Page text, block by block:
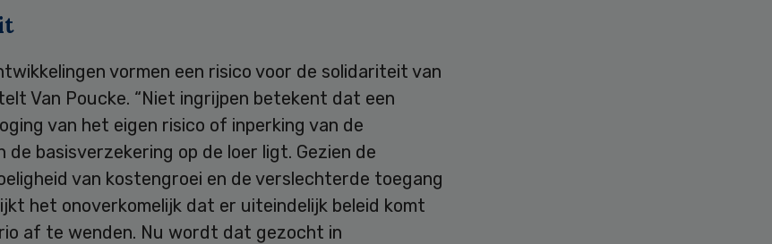
vormen een risico voor de solidariteit van
Van Poucke. “Niet ingrijpen betekent dat een
van het eigen risico of inperking van de
de basisverzekering op de loer ligt. Gezien de
van kostengroei en de verslechterde toegang
het onoverkomelijk dat er uiteindelijk beleid komt
af te wenden. Nu wordt dat gezocht in